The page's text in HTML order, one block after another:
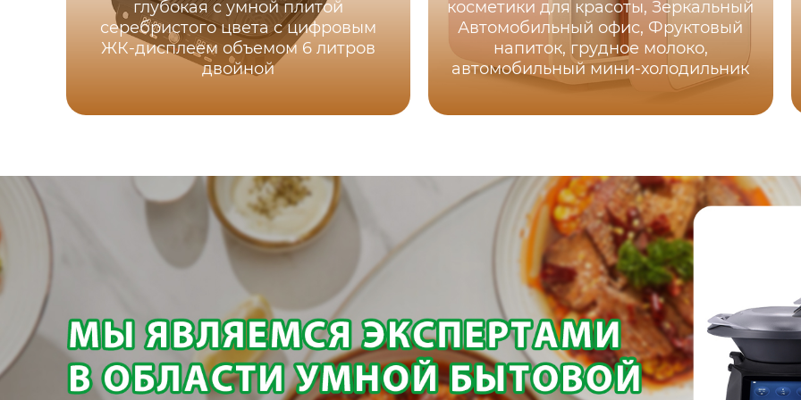
глубокая с умной плитой
серебристого цвета с цифровым
ЖК-дисплеем объемом 6 литров
двойной
косметики для красоты, Зеркальный
Автомобильный офис, Фруктовый
напиток, грудное молоко,
автомобильный мини-холодильник